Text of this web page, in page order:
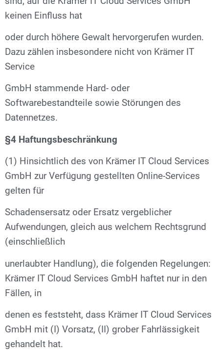
keinen Einfluss hat
oder durch höhere Gewalt hervorgerufen wurden.
Dazu zählen insbesondere nicht von Krämer IT
Service
GmbH stammende Hard- oder
Softwarebestandteile sowie Störungen des
Datennetzes.
§4 Haftungsbeschränkung
(1) Hinsichtlich des von Krämer IT Cloud Services
GmbH zur Verfügung gestellten Online-Services
gelten für
Schadensersatz oder Ersatz vergeblicher
Aufwendungen, gleich aus welchem Rechtsgrund
(einschließlich
unerlaubter Handlung), die folgenden Regelungen:
Krämer IT Cloud Services GmbH haftet nur in den
Fällen, in
denen es feststeht, dass Krämer IT Cloud Services
GmbH mit (I) Vorsatz, (II) grober Fahrlässigkeit
gehandelt hat.